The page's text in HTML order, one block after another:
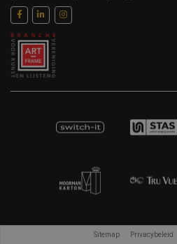
Sitemap Privacybeleid